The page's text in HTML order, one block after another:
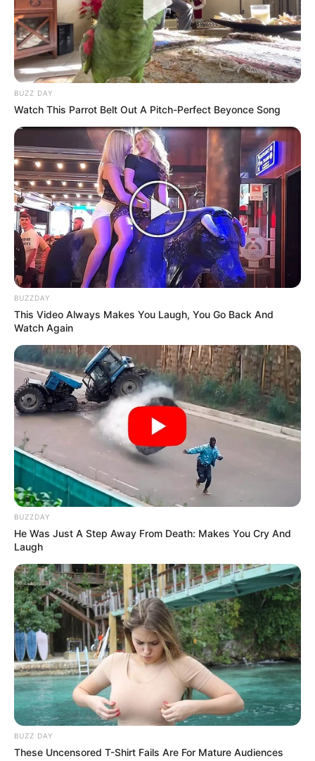
¡MUTACIÓN
IMPACTANTE! Un
hombre therian
transforma por
completo su rostro
para ser un animal y el
resultado divide al
internet
BUZZ DAY
Watch This Parrot Belt Out A Pitch-Perfect Beyonce Song
BUZZDAY
This Video Always Makes You Laugh, You Go Back And
Watch Again
BUZZDAY
He Was Just A Step Away From Death: Makes You Cry And
Laugh
BUZZ DAY
These Uncensored T-Shirt Fails Are For Mature Audiences